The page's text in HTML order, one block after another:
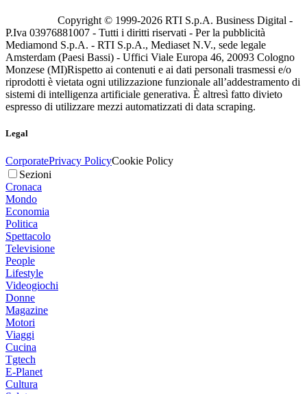
Copyright © 1999-2026 RTI S.p.A. Business Digital -
P.Iva 03976881007 - Tutti i diritti riservati - Per la pubblicità
Mediamond S.p.A. - RTI S.p.A., Mediaset N.V., sede legale
Amsterdam (Paesi Bassi) - Uffici Viale Europa 46, 20093 Cologno
Monzese (MI)Rispetto ai contenuti e ai dati personali trasmessi e/o
riprodotti è vietata ogni utilizzazione funzionale all’addestramento di
sistemi di intelligenza artificiale generativa. È altresì fatto divieto
espresso di utilizzare mezzi automatizzati di data scraping.
Legal
CorporatePrivacy PolicyCookie Policy
Sezioni
Cronaca
Mondo
Economia
Politica
Spettacolo
Televisione
People
Lifestyle
Videogiochi
Donne
Magazine
Motori
Viaggi
Cucina
Tgtech
E-Planet
Cultura